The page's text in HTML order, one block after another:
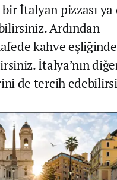
İtalyan pizzası ya
Ardından
kahve eşliğinde
İtalya’nın
de tercih